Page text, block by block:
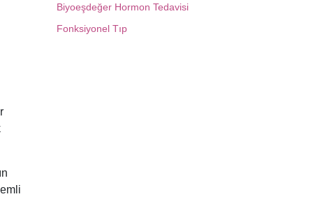
Biyoeşdeğer Hormon Tedavisi
Fonksiyonel Tıp